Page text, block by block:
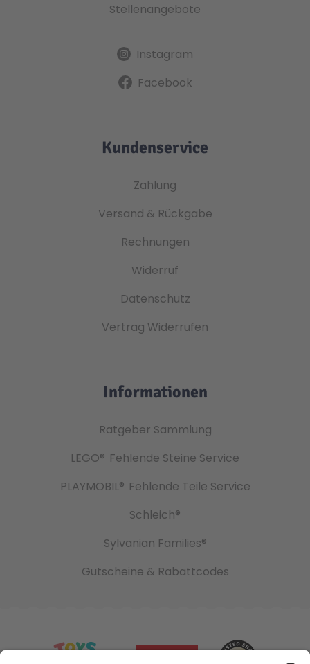
Stellenangebote
Instagram
Facebook
Kundenservice
Zahlung
Versand & Rückgabe
Rechnungen
Widerruf
Datenschutz
Vertrag Widerrufen
Informationen
Ratgeber Sammlung
LEGO® Fehlende Steine Service
PLAYMOBIL® Fehlende Teile Service
Schleich®
Sylvanian Families®
Gutscheine & Rabattcodes